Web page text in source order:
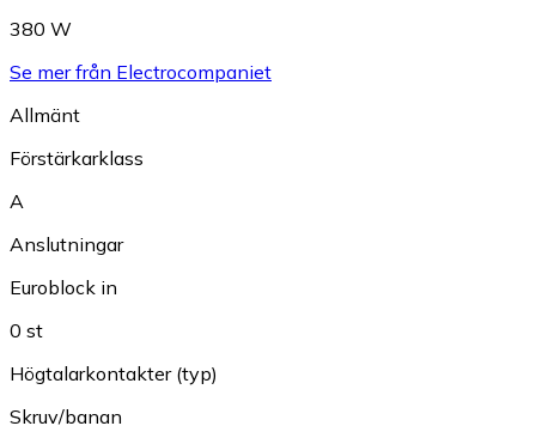
380 W
Se mer från Electrocompaniet
Allmänt
Förstärkarklass
A
Anslutningar
Euroblock in
0 st
Högtalarkontakter (typ)
Skruv/banan